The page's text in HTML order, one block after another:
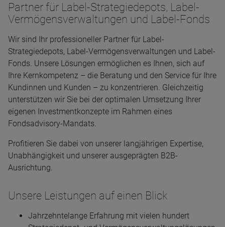
Partner für Label-Strategiedepots, Label-
Vermögensverwaltungen und Label-Fonds
Wir sind Ihr professioneller Partner für Label-
Strategiedepots, Label-Vermögensverwaltungen und Label-
Fonds. Unsere Lösungen ermöglichen es Ihnen, sich auf
Ihre Kernkompetenz – die Beratung und den Service für Ihre
Kundinnen und Kunden – zu konzentrieren. Gleichzeitig
unterstützen wir Sie bei der optimalen Umsetzung Ihrer
eigenen Investmentkonzepte im Rahmen eines
Fondsadvisory-Mandats.
Profitieren Sie dabei von unserer langjährigen Expertise,
Unabhängigkeit und unserer ausgeprägten B2B-
Ausrichtung.
Unsere Leistungen auf einen Blick
Jahrzehntelange Erfahrung mit vielen hundert